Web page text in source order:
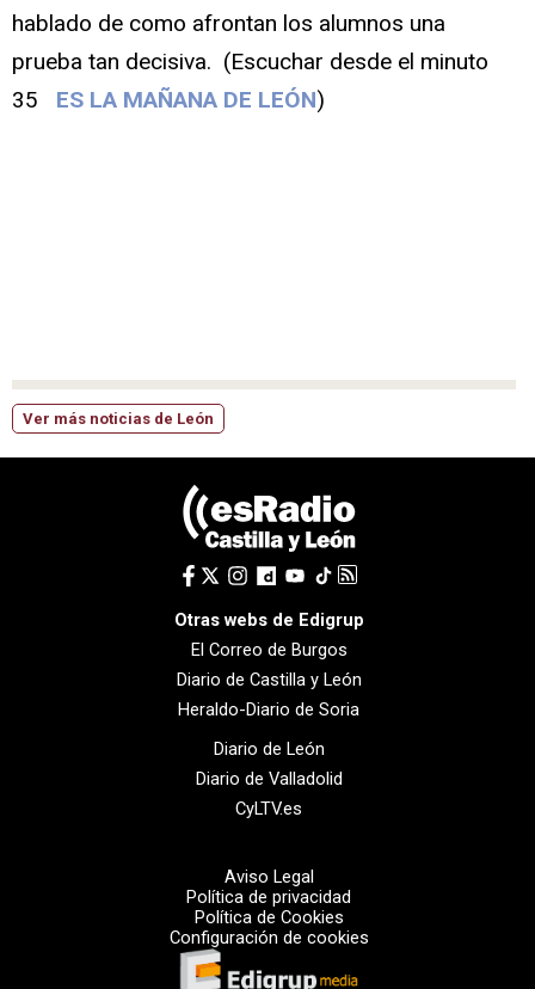
hablado de como afrontan los alumnos una
prueba tan decisiva. (Escuchar desde el minuto
35 ES LA MAÑANA DE LEÓN)
Ver más noticias de León
Otras webs de Edigrup
El Correo de Burgos
Diario de Castilla y León
Heraldo-Diario de Soria
Diario de León
Diario de Valladolid
CyLTV.es
Aviso Legal
Política de privacidad
Política de Cookies
Configuración de cookies